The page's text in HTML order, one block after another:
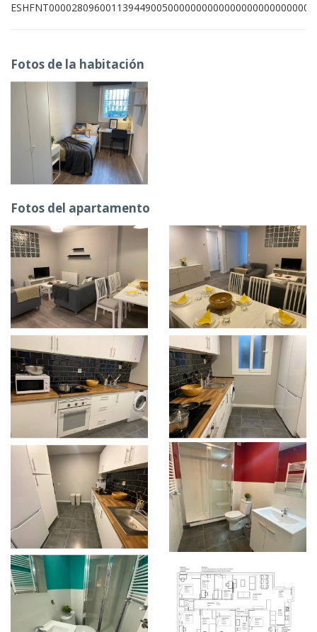
ESHFNT00002809600113944900500000000000000000000000009
Fotos de la habitación
Fotos del apartamento